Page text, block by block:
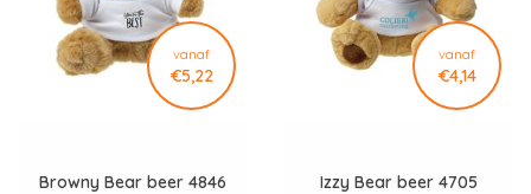
vanaf
€5,22
Browny Bear beer 4846
vanaf
€4,14
Izzy Bear beer 4705